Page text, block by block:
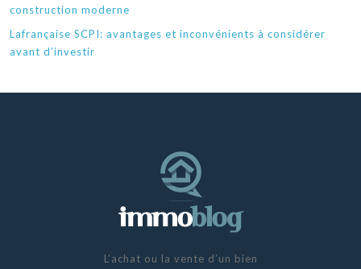
construction moderne
Lafrançaise SCPI: avantages et inconvénients à considérer
avant d’investir
L’achat ou la vente d’un bien